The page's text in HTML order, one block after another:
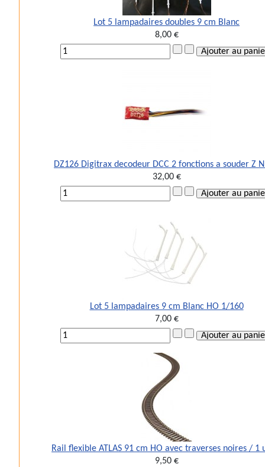
Lot 5 lampadaires doubles 9 cm Blanc
8,00 €
DZ126 Digitrax decodeur DCC 2 fonctions a souder Z
32,00 €
Lot 5 lampadaires 9 cm Blanc HO 1/160
7,00 €
Rail flexible ATLAS 91 cm HO avec traverses noires / 1
9,50 €